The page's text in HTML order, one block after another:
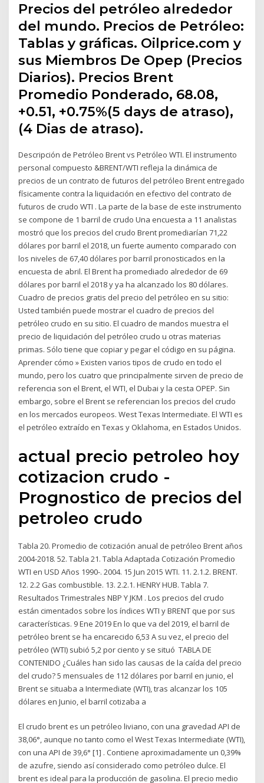
Precios del petróleo alrededor
del mundo. Precios de Petróleo:
Tablas y gráficas. Oilprice.com y
sus Miembros De Opep (Precios
Diarios). Precios Brent
Promedio Ponderado, 68.08,
+0.51, +0.75%(5 days de atraso),
(4 Dias de atraso).
Descripción de Petróleo Brent vs Petróleo WTI. El instrumento
personal compuesto &BRENT/WTI refleja la dinámica de
precios de un contrato de futuros del petróleo Brent entregado
físicamente contra la liquidación en efectivo del contrato de
futuros de crudo WTI . La parte de la base de este instrumento
se compone de 1 barril de crudo Una encuesta a 11 analistas
mostró que los precios del crudo Brent promediarían 71,22
dólares por barril el 2018, un fuerte aumento comparado con
los niveles de 67,40 dólares por barril pronosticados en la
encuesta de abril. El Brent ha promediado alrededor de 69
dólares por barril el 2018 y ya ha alcanzado los 80 dólares.
Cuadro de precios gratis del precio del petróleo en su sitio:
Usted también puede mostrar el cuadro de precios del
petróleo crudo en su sitio. El cuadro de mandos muestra el
precio de liquidación del petróleo crudo u otras materias
primas. Sólo tiene que copiar y pegar el código en su página.
Aprender cómo » Existen varios tipos de crudo en todo el
mundo, pero los cuatro que principalmente sirven de precio de
referencia son el Brent, el WTI, el Dubai y la cesta OPEP. Sin
embargo, sobre el Brent se referencian los precios del crudo
en los mercados europeos. West Texas Intermediate. El WTI es
el petróleo extraído en Texas y Oklahoma, en Estados Unidos.
actual precio petroleo hoy
cotizacion crudo -
Prognostico de precios del
petroleo crudo
Tabla 20. Promedio de cotización anual de petróleo Brent años
2004-2018. 52. Tabla 21. Tabla Adaptada Cotización Promedio
WTI en USD Años 1990-. 2004. 15 Jun 2015 WTI. 11. 2.1.2. BRENT.
12. 2.2 Gas combustible. 13. 2.2.1. HENRY HUB. Tabla 7.
Resultados Trimestrales NBP Y JKM . Los precios del crudo
están cimentados sobre los índices WTI y BRENT que por sus
características. 9 Ene 2019 En lo que va del 2019, el barril de
petróleo brent se ha encarecido 6,53 A su vez, el precio del
petróleo (WTI) subió 5,2 por ciento y se situó TABLA DE
CONTENIDO ¿Cuáles han sido las causas de la caída del precio
del crudo? 5 mensuales de 112 dólares por barril en junio, el
Brent se situaba a Intermediate (WTI), tras alcanzar los 105
dólares en Junio, el barril cotizaba a
El crudo brent es un petróleo liviano, con una gravedad API de
38,06°, aunque no tanto como el West Texas Intermediate (WTI),
con una API de 39,6° [1] . Contiene aproximadamente un 0,39%
de azufre, siendo así considerado como petróleo dulce. El
brent es ideal para la producción de gasolina. El precio medio